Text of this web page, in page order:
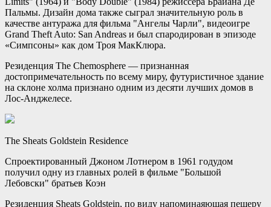
Пальмы. Дизайн дома также сыграл значительную роль в
качестве антуража для фильма "Ангелы Чарли", видеоигре
Grand Theft Auto: San Andreas и был спародирован в эпизоде
«Симпсоны» как дом Троя МакКлюра.
Резиденция The Chemosphere — признанная
достопримечательность по всему миру, футуристичное здание
на склоне холма признано одним из десяти лучших домов в
Лос-Анджелесе.
The Sheats Goldstein Residence
Спроектированный Джоном Лотнером в 1961 годудом
получил одну из главных ролей в фильме "Большой
Лебовски" братьев Коэн
Резиденция Sheats Goldstein, по виду напоминаяющая пещеру